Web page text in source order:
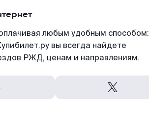
любым удобным способом:
вы всегда найдете
РЖД, ценам и направлениям.